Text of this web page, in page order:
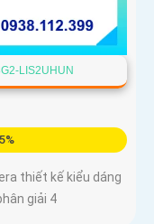
LIS2UHUN
thiết kế kiểu dáng
giải 4